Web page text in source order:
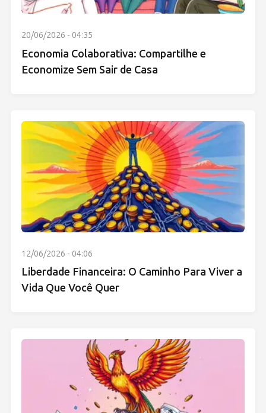
20/06/2026 - 04:35
Economia Colaborativa: Compartilhe e
Economize Sem Sair de Casa
12/06/2026 - 04:06
Liberdade Financeira: O Caminho Para Viver a
Vida Que Você Quer